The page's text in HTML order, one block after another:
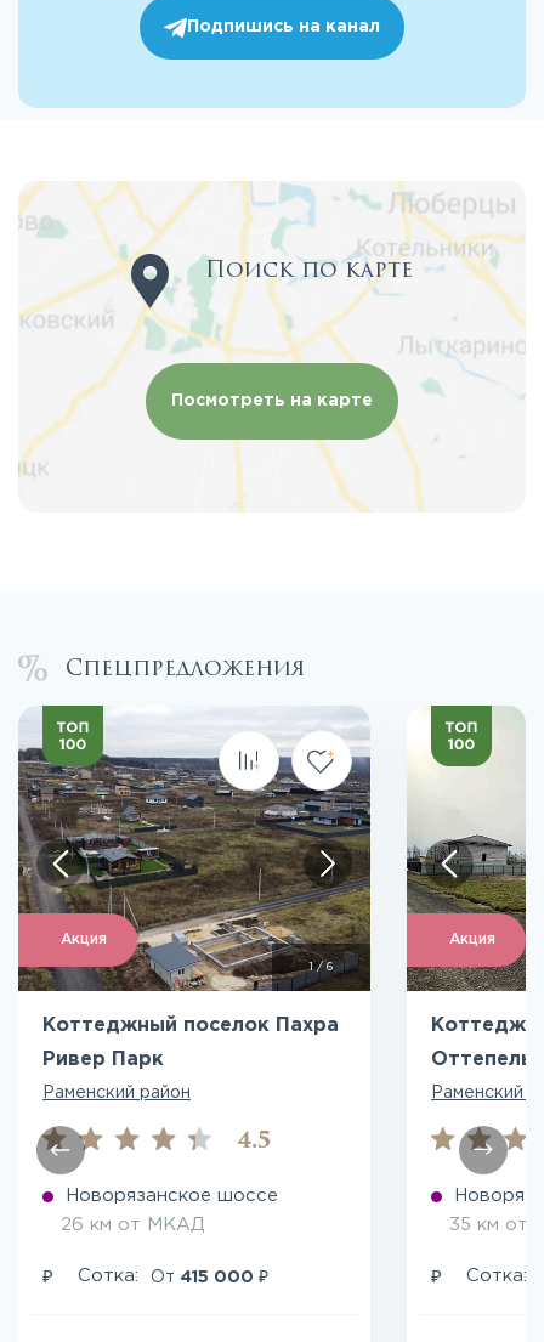
Подпишись на канал
Поиск по карте
Посмотреть на карте
Спецпредложения
Акция
1/ 6
Коттеджный поселок Пахра
Ривер Парк
Раменский район
4.5
Новорязанское шоссе
26 км от МКАД
₽ Сотка: От 415 000 ₽
Акция
Оттепель
Раменский
35 км от
₽ Сотка: